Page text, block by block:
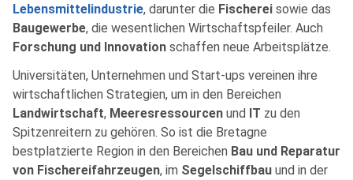
Lebensmittelindustrie, darunter die Fischerei sowie das
Baugewerbe, die wesentlichen Wirtschaftspfeiler. Auch
Forschung und Innovation schaffen neue Arbeitsplätze.
Universitäten, Unternehmen und Start-ups vereinen ihre
wirtschaftlichen Strategien, um in den Bereichen
Landwirtschaft, Meeresressourcen und IT zu den
Spitzenreitern zu gehören. So ist die Bretagne
bestplatzierte Region in den Bereichen Bau und Reparatur
von Fischereifahrzeugen, im Segelschiffbau und in der